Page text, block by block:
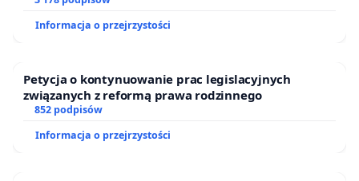
Informacja o przejrzystości
Petycja o kontynuowanie prac legislacyjnych
związanych z reformą prawa rodzinnego
852 podpisów
Informacja o przejrzystości